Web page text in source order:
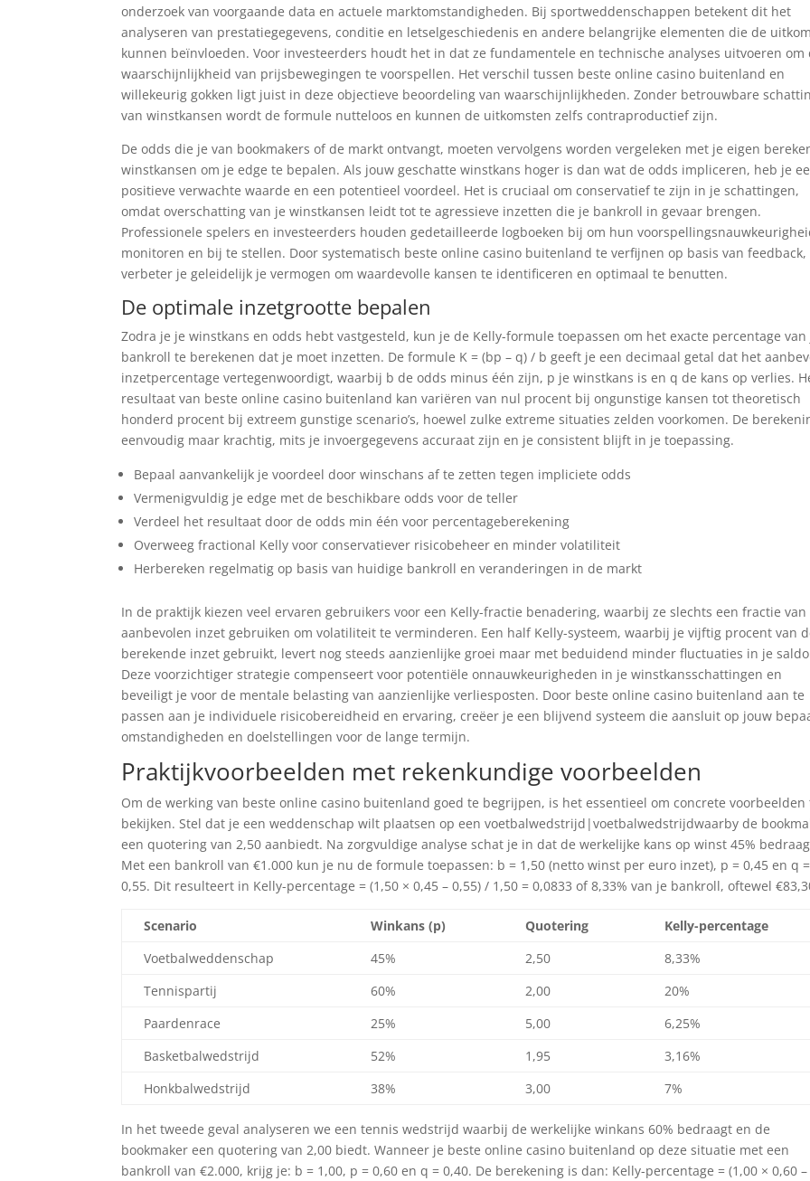
onderzoek van voorgaande data en actuele marktomstandigheden. Bij sportweddenschappen betekent dit het
analyseren van prestatiegegevens, conditie en letselgeschiedenis en andere belangrijke elementen die de
kunnen beïnvloeden. Voor investeerders houdt het in dat ze fundamentele en technische analyses uitvoeren om
waarschijnlijkheid van prijsbewegingen te voorspellen. Het verschil tussen beste online casino buitenland en
willekeurig gokken ligt juist in deze objectieve beoordeling van waarschijnlijkheden. Zonder betrouwbare
van winstkansen wordt de formule nutteloos en kunnen de uitkomsten zelfs contraproductief zijn.
De odds die je van bookmakers of de markt ontvangt, moeten vervolgens worden vergeleken met je eigen
winstkansen om je edge te bepalen. Als jouw geschatte winstkans hoger is dan wat de odds impliceren, heb je
positieve verwachte waarde en een potentieel voordeel. Het is cruciaal om conservatief te zijn in je schattingen,
omdat overschatting van je winstkansen leidt tot te agressieve inzetten die je bankroll in gevaar brengen.
Professionele spelers en investeerders houden gedetailleerde logboeken bij om hun
monitoren en bij te stellen. Door systematisch beste online casino buitenland te verfijnen op basis van feedback,
verbeter je geleidelijk je vermogen om waardevolle kansen te identificeren en optimaal te benutten.
De optimale inzetgrootte bepalen
Zodra je je winstkans en odds hebt vastgesteld, kun je de Kelly-formule toepassen om het exacte percentage van
bankroll te berekenen dat je moet inzetten. De formule K = (bp – q) / b geeft je een decimaal getal dat het
inzetpercentage vertegenwoordigt, waarbij b de odds minus één zijn, p je winstkans is en q de kans op verlies.
resultaat van beste online casino buitenland kan variëren van nul procent bij ongunstige kansen tot theoretisch
honderd procent bij extreem gunstige scenario’s, hoewel zulke extreme situaties zelden voorkomen. De
eenvoudig maar krachtig, mits je invoergegevens accuraat zijn en je consistent blijft in je toepassing.
Bepaal aanvankelijk je voordeel door winschans af te zetten tegen impliciete odds
Vermenigvuldig je edge met de beschikbare odds voor de teller
Verdeel het resultaat door de odds min één voor percentageberekening
Overweeg fractional Kelly voor conservatiever risicobeheer en minder volatiliteit
Herbereken regelmatig op basis van huidige bankroll en veranderingen in de markt
In de praktijk kiezen veel ervaren gebruikers voor een Kelly-fractie benadering, waarbij ze slechts een fractie van
aanbevolen inzet gebruiken om volatiliteit te verminderen. Een half Kelly-systeem, waarbij je vijftig procent van
berekende inzet gebruikt, levert nog steeds aanzienlijke groei maar met beduidend minder fluctuaties in je
Deze voorzichtiger strategie compenseert voor potentiële onnauwkeurigheden in je winstkansschattingen en
beveiligt je voor de mentale belasting van aanzienlijke verliesposten. Door beste online casino buitenland aan te
passen aan je individuele risicobereidheid en ervaring, creëer je een blijvend systeem die aansluit op jouw
omstandigheden en doelstellingen voor de lange termijn.
Praktijkvoorbeelden met rekenkundige voorbeelden
Om de werking van beste online casino buitenland goed te begrijpen, is het essentieel om concrete voorbeelden
bekijken. Stel dat je een weddenschap wilt plaatsen op een voetbalwedstrijd|voetbalwedstrijdwaarby de
een quotering van 2,50 aanbiedt. Na zorgvuldige analyse schat je in dat de werkelijke kans op winst 45%
Met een bankroll van €1.000 kun je nu de formule toepassen: b = 1,50 (netto winst per euro inzet), p = 0,45 en q =
0,55. Dit resulteert in Kelly-percentage = (1,50 × 0,45 – 0,55) / 1,50 = 0,0833 of 8,33% van je bankroll, oftewel
Scenario Winkans (p) Quotering
Kelly-percentage
Voetbalweddenschap
45% 2,50
8,33%
Tennispartij
60% 2,00
20%
Paardenrace
25% 5,00
6,25%
Basketbalwedstrijd
52% 1,95
3,16%
Honkbalwedstrijd
38% 3,00 7%
In het tweede geval analyseren we een tennis wedstrijd waarbij de werkelijke winkans 60% bedraagt en de
bookmaker een quotering van 2,00 biedt. Wanneer je beste online casino buitenland op deze situatie met een
bankroll van €2.000, krijg je: b = 1,00, p = 0,60 en q = 0,40. De berekening is dan: Kelly-percentage = (1,00 × 0,60 –